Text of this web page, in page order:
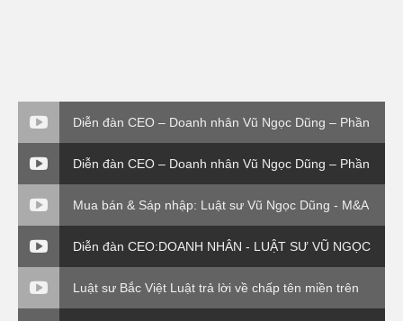
Diễn đàn CEO – Doanh nhân Vũ Ngọc Dũng – Phần
4
Diễn đàn CEO – Doanh nhân Vũ Ngọc Dũng – Phần
4
Mua bán & Sáp nhập: Luật sư Vũ Ngọc Dũng - M&A
về vụ EVN( P3)
Diễn đàn CEO:DOANH NHÂN - LUẬT SƯ VŨ NGỌC
DŨNG - PHẦN VI
Luật sư Bắc Việt Luật trả lời về chấp tên miền trên
VTV1